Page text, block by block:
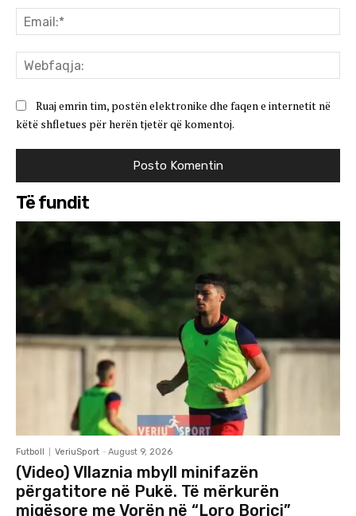
Ruaj emrin tim, postën elektronike dhe faqen e internetit në
këtë shfletues për herën tjetër që komentoj.
Të fundit
Futboll VeriuSport - August 9, 2026
(Video) Vllaznia mbyll minifazën
përgatitore në Pukë. Të mërkurën
miqësore me Vorën në “Loro Boriçi”